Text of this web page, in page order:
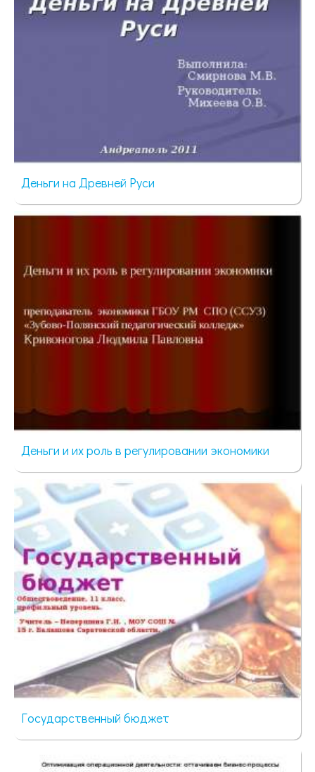
Деньги на Древней Руси
Деньги и их роль в регулировании экономики
499 просмотров
Государственный бюджет